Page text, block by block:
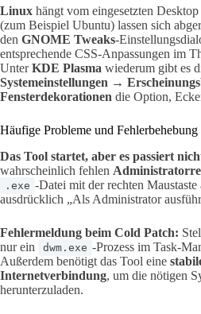
Linux hängt vom eingesetzten
(zum Beispiel Ubuntu) lassen sich
den GNOME Tweaks-
entsprechende CSS-Anpassungen im
UnterKDE Plasma wiederum gibt es
Systemeinstellungen →
Fensterdekorationen die Option,
Häufige Probleme und Fehlerbehebung
Das Tool startet, aber es passiert
wahrscheinlich fehlen
.exe -Datei mit der rechten
ausdrücklich „Als Administrator
Fehlermeldung beim Cold Patch:
nur ein
dwm.exe -Prozess im Task-
Außerdem benötigt das Tool eine
Internetverbindung, um die nötigen
herunterzuladen.